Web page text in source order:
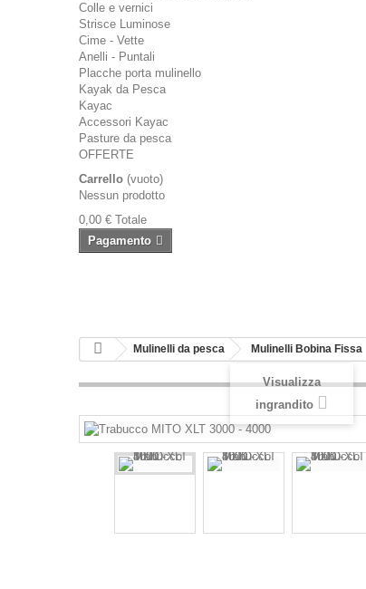
Colle e vernici
Strisce Luminose
Cime - Vette
Anelli - Puntali
Placche porta mulinello
Kayak da Pesca
Kayac
Accessori Kayac
Pasture da pesca
OFFERTE
Carrello (vuoto)
Nessun prodotto
0,00 € Totale
Pagamento
Mulinelli da pesca Mulinelli Bobina Fissa
Visualizza
ingrandito